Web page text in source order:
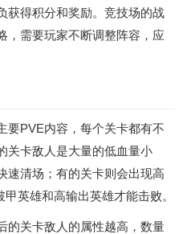
获得积分和奖励。竞技场的战
，需要玩家不断调整阵容，应
要PVE内容，每个关卡都有不
关卡敌人是大量的低血量小
速清场；有的关卡则会出现高
英雄和高输出英雄才能击败。
的关卡敌人的属性越高，数量